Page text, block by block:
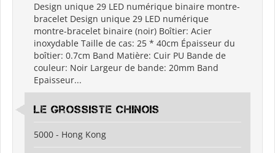
Design unique 29 LED numérique binaire montre-
bracelet Design unique 29 LED numérique
montre-bracelet binaire (noir) Boîtier: Acier
inoxydable Taille de cas: 25 * 40cm Épaisseur du
boîtier: 0.7cm Band Matière: Cuir PU Bande de
couleur: Noir Largeur de bande: 20mm Band
Epaisseur...
Le grossiste chinois
5000 - Hong Kong